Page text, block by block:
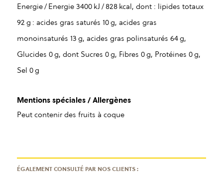
Energie / Energie 3400 kJ / 828 kcal, dont : lipides totaux
92 g : acides gras saturés 10 g, acides gras
monoinsaturés 13 g, acides gras polinsaturés 64 g,
Glucides 0 g, dont Sucres 0 g, Fibres 0 g, Protéines 0 g,
Sel 0 g
Mentions spéciales / Allergènes
Peut contenir des fruits à coque
ÉGALEMENT CONSULTÉ PAR NOS CLIENTS :